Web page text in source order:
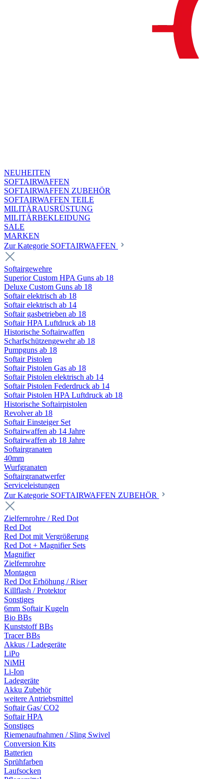
NEUHEITEN
SOFTAIRWAFFEN
SOFTAIRWAFFEN ZUBEHÖR
SOFTAIRWAFFEN TEILE
MILITÄRAUSRÜSTUNG
MILITÄRBEKLEIDUNG
SALE
MARKEN
Zur Kategorie SOFTAIRWAFFEN
Softairgewehre
Superior Custom HPA Guns ab 18
Deluxe Custom Guns ab 18
Softair elektrisch ab 18
Softair elektrisch ab 14
Softair gasbetrieben ab 18
Softair HPA Luftdruck ab 18
Historische Softairwaffen
Scharfschützengewehr ab 18
Pumpguns ab 18
Softair Pistolen
Softair Pistolen Gas ab 18
Softair Pistolen elektrisch ab 14
Softair Pistolen Federdruck ab 14
Softair Pistolen HPA Luftdruck ab 18
Historische Softairpistolen
Revolver ab 18
Softair Einsteiger Set
Softairwaffen ab 14 Jahre
Softairwaffen ab 18 Jahre
Softairgranaten
40mm
Wurfgranaten
Softairgranatwerfer
Serviceleistungen
Zur Kategorie SOFTAIRWAFFEN ZUBEHÖR
Zielfernrohre / Red Dot
Red Dot
Red Dot mit Vergrößerung
Red Dot + Magnifier Sets
Magnifier
Zielfernrohre
Montagen
Red Dot Erhöhung / Riser
Killflash / Protektor
Sonstiges
6mm Softair Kugeln
Bio BBs
Kunststoff BBs
Tracer BBs
Akkus / Ladegeräte
LiPo
NiMH
Li-Ion
Ladegeräte
Akku Zubehör
weitere Antriebsmittel
Softair Gas/ CO2
Softair HPA
Sonstiges
Riemenaufnahmen / Sling Swivel
Conversion Kits
Batterien
Sprühfarben
Laufsocken